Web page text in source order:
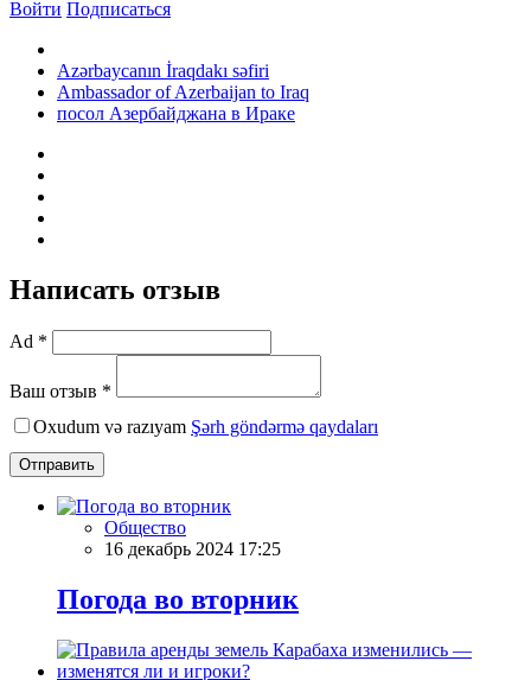
Войти Подписаться
Azərbaycanın İraqdakı səfiri
Ambassador of Azerbaijan to Iraq
посол Азербайджана в Ираке
Написать отзыв
Ad *
Ваш отзыв *
Oxudum və razıyam Şərh göndərmə qaydaları
Отправить
Общество
16 декабрь 2024 17:25
Погода во вторник